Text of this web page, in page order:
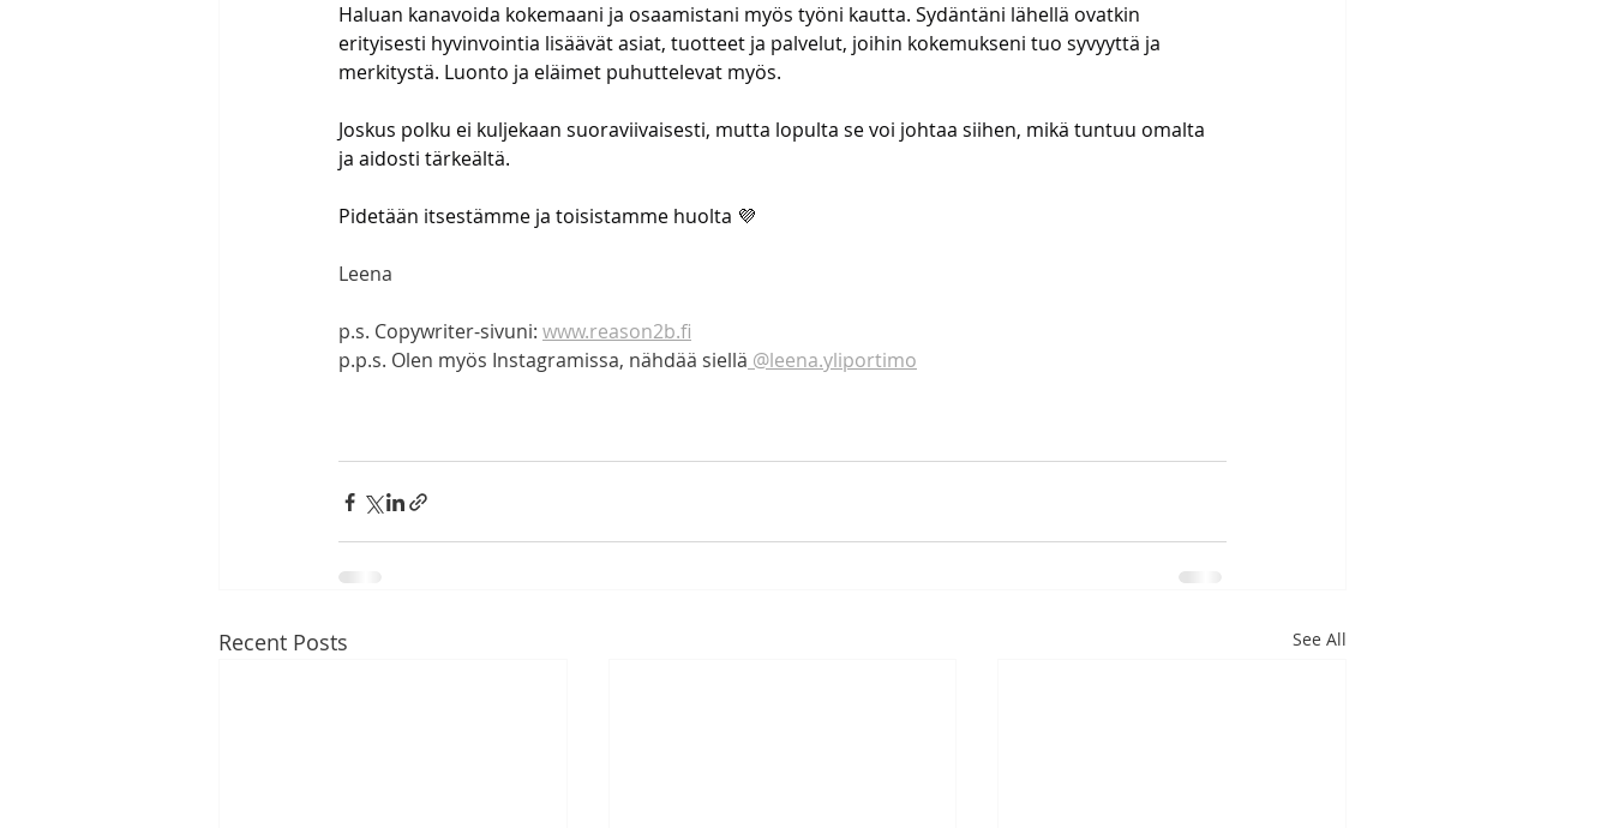
Haluan kanavoida kokemaani ja osaamistani myös työni kautta. Sydäntäni lähellä ovatkin
erityisesti hyvinvointia lisäävät asiat, tuotteet ja palvelut, joihin kokemukseni tuo syvyyttä ja
merkitystä. Luonto ja eläimet puhuttelevat myös.
Joskus polku ei kuljekaan suoraviivaisesti, mutta lopulta se voi johtaa siihen, mikä tuntuu omalta
ja aidosti tärkeältä.
Pidetään itsestämme ja toisistamme huolta 💜
Leena
p.s. Copywriter-sivuni: www.reason2b.fi
p.p.s. Olen myös Instagramissa, nähdää siellä @leena.yliportimo
Recent Posts See All